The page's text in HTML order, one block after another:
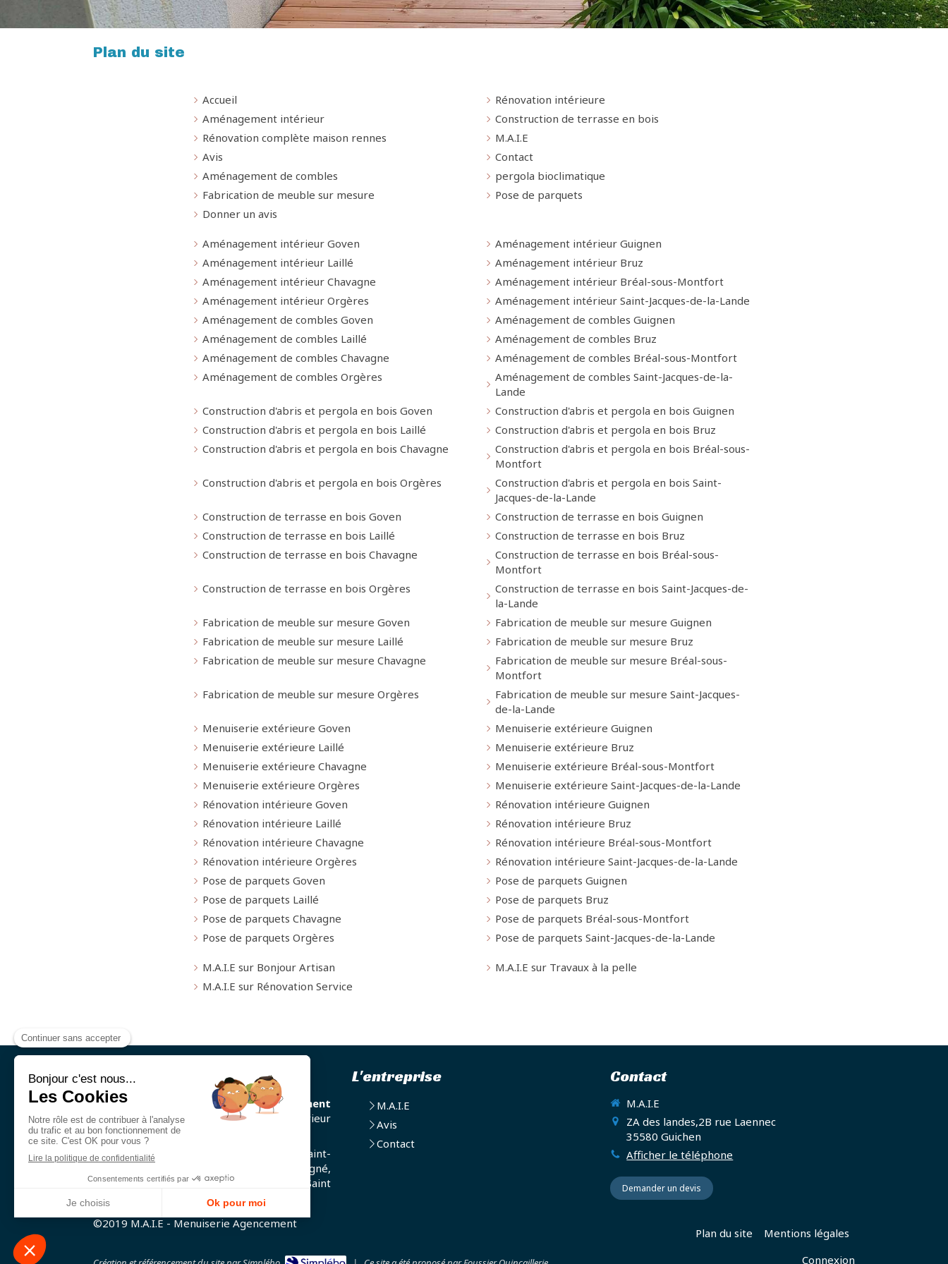
Plan du site
Accueil
Rénovation intérieure
Aménagement intérieur
Construction de terrasse en bois
Rénovation complète maison rennes
M.A.I.E
Avis
Contact
Aménagement de combles
pergola bioclimatique
Fabrication de meuble sur mesure
Pose de parquets
Donner un avis
Aménagement intérieur Goven
Aménagement intérieur Guignen
Aménagement intérieur Laillé
Aménagement intérieur Bruz
Aménagement intérieur Chavagne
Aménagement intérieur Bréal-sous-Montfort
Aménagement intérieur Orgères
Aménagement intérieur Saint-Jacques-de-la-Lande
Aménagement de combles Goven
Aménagement de combles Guignen
Aménagement de combles Laillé
Aménagement de combles Bruz
Aménagement de combles Chavagne
Aménagement de combles Bréal-sous-Montfort
Aménagement de combles Orgères
Aménagement de combles Saint-Jacques-de-la-
Lande
Construction d'abris et pergola en bois Goven
Construction d'abris et pergola en bois Guignen
Construction d'abris et pergola en bois Laillé
Construction d'abris et pergola en bois Bruz
Construction d'abris et pergola en bois Chavagne
Construction d'abris et pergola en bois Bréal-sous-
Montfort
Construction d'abris et pergola en bois Orgères
Construction d'abris et pergola en bois Saint-
Jacques-de-la-Lande
Construction de terrasse en bois Goven
Construction de terrasse en bois Guignen
Construction de terrasse en bois Laillé
Construction de terrasse en bois Bruz
Construction de terrasse en bois Chavagne
Construction de terrasse en bois Bréal-sous-
Montfort
Construction de terrasse en bois Orgères
Construction de terrasse en bois Saint-Jacques-de-
la-Lande
Fabrication de meuble sur mesure Goven
Fabrication de meuble sur mesure Guignen
Fabrication de meuble sur mesure Laillé
Fabrication de meuble sur mesure Bruz
Fabrication de meuble sur mesure Chavagne
Fabrication de meuble sur mesure Bréal-sous-
Montfort
Fabrication de meuble sur mesure Orgères
Fabrication de meuble sur mesure Saint-Jacques-
de-la-Lande
Menuiserie extérieure Goven
Menuiserie extérieure Guignen
Menuiserie extérieure Laillé
Menuiserie extérieure Bruz
Menuiserie extérieure Chavagne
Menuiserie extérieure Bréal-sous-Montfort
Menuiserie extérieure Orgères
Menuiserie extérieure Saint-Jacques-de-la-Lande
Rénovation intérieure Goven
Rénovation intérieure Guignen
Rénovation intérieure Laillé
Rénovation intérieure Bruz
Rénovation intérieure Chavagne
Rénovation intérieure Bréal-sous-Montfort
Rénovation intérieure Orgères
Rénovation intérieure Saint-Jacques-de-la-Lande
Pose de parquets Goven
Pose de parquets Guignen
Pose de parquets Laillé
Pose de parquets Bruz
Pose de parquets Chavagne
Pose de parquets Bréal-sous-Montfort
Pose de parquets Orgères
Pose de parquets Saint-Jacques-de-la-Lande
M.A.I.E sur Bonjour Artisan
M.A.I.E sur Travaux à la pelle
M.A.I.E sur Rénovation Service
M.A.I.E
Votre société de
menuiserie Agencement
assure tous vos travaux de rénovation intérieur
complète .
M.A.I.Eintervient autour de Bruz, Saint-
Jacques-de-la-Lande, Rennes, Cesson-Sévigné,
Betton ,Pacé ,Chantepie, Melesse, Saint
grégoire
L'entreprise
M.A.I.E
Avis
Contact
Contact
M.A.I.E
ZA des landes,2B rue Laennec
35580 Guichen
Afficher le téléphone
Demander un devis
©2019 M.A.I.E - Menuiserie Agencement
Plan du site Mentions légales
Connexion